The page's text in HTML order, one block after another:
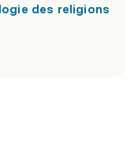
des religions